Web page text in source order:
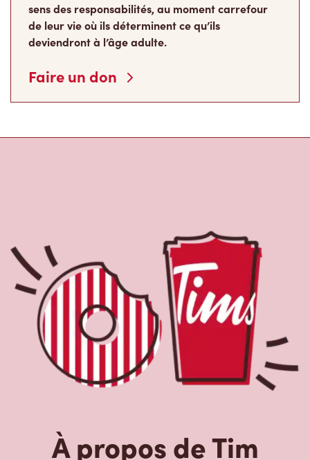
sens des responsabilités, au moment carrefour
de leur vie où ils déterminent ce qu’ils
deviendront à l’âge adulte.
Faire un don
À propos de Tim